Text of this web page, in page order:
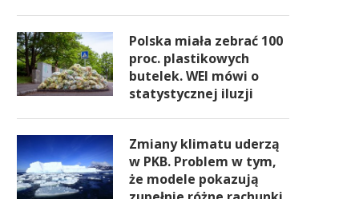
Polska miała zebrać 100
proc. plastikowych
butelek. WEI mówi o
statystycznej iluzji
Zmiany klimatu uderzą
w PKB. Problem w tym,
że modele pokazują